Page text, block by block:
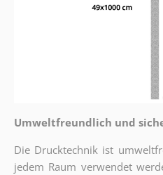
Umweltfreundlich und
Die Drucktechnik ist
jedem Raum verwendet